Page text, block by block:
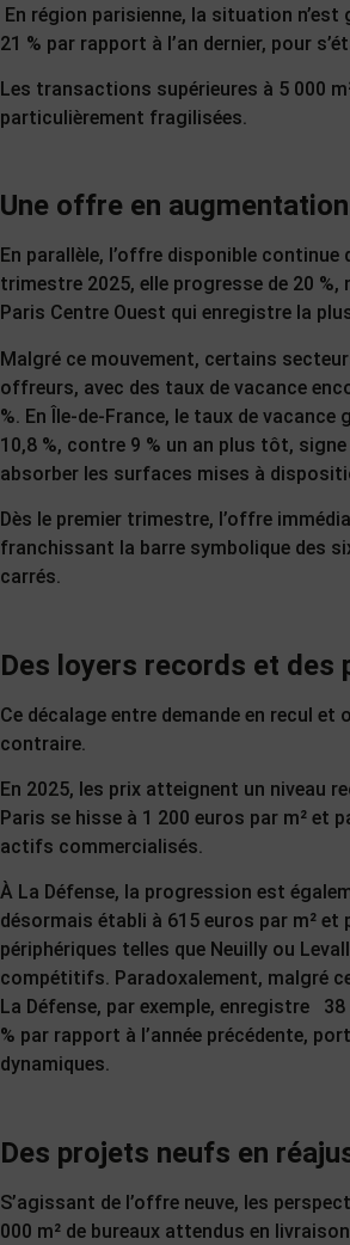
En région parisienne, la situation
21 % par rapport à l’an dernier, pour
Les transactions supérieures à 5 000
particulièrement fragilisées.
Une offre en
En parallèle, l’offre disponible continue
trimestre 2025, elle progresse de 20
Paris Centre Ouest qui enregistre la
Malgré ce mouvement, certains
offreurs, avec des taux de vacance
%. En Île-de-France, le taux de
10,8 %, contre 9 % un an plus tôt, signe
absorber les surfaces mises à
Dès le premier trimestre, l’offre
franchissant la barre symbolique des
carrés.
Des loyers records et des
Ce décalage entre demande en recul
contraire.
En 2025, les prix atteignent un niveau
Paris se hisse à 1 200 euros par m² et
actifs commercialisés.
À La Défense, la progression est
désormais établi à 615 euros par m²
périphériques telles que Neuilly ou
compétitifs. Paradoxalement, malgré
La Défense, par exemple, enregistre
% par rapport à l’année précédente,
dynamiques.
Des projets neufs en
S’agissant de l’offre neuve, les
000 m² de bureaux attendus en